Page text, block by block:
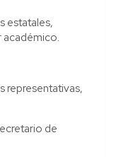
estatales,
académico.
representativas,
de